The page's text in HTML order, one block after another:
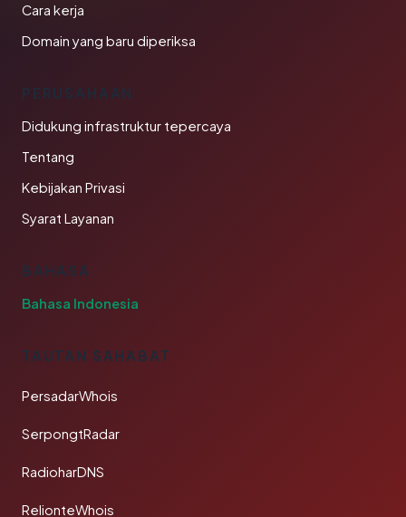
Cara kerja
Domain yang baru diperiksa
PERUSAHAAN
Didukung infrastruktur tepercaya
Tentang
Kebijakan Privasi
Syarat Layanan
BAHASA
Bahasa Indonesia
TAUTAN SAHABAT
PersadarWhois
SerpongtRadar
RadioharDNS
RelionteWhois